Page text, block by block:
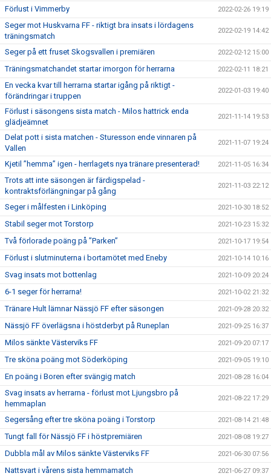
Förlust i Vimmerby 2022-02-26 19:19
Seger mot Huskvarna FF - riktigt bra insats i lördagens
träningsmatch
2022-02-19 14:42
Seger på ett fruset Skogsvallen i premiären 2022-02-12 15:00
Träningsmatchandet startar imorgon för herrarna 2022-02-11 18:21
En vecka kvar till herrarna startar igång på riktigt -
förändringar i truppen
2022-01-03 19:40
Förlust i säsongens sista match - Milos hattrick enda
glädjeämnet
2021-11-14 19:53
Delat pott i sista matchen - Sturesson ende vinnaren på
Vallen
2021-11-07 19:24
Kjetil ”hemma” igen - herrlagets nya tränare presenterad! 2021-11-05 16:34
Trots att inte säsongen är färdigspelad -
kontraktsförlängningar på gång
2021-11-03 22:12
Seger i målfesten i Linköping 2021-10-30 18:52
Stabil seger mot Torstorp 2021-10-23 15:32
Två förlorade poäng på ”Parken” 2021-10-17 19:54
Förlust i slutminuterna i bortamötet med Eneby 2021-10-14 10:16
Svag insats mot bottenlag 2021-10-09 20:24
6-1 seger för herrarna! 2021-10-02 21:32
Tränare Hult lämnar Nässjö FF efter säsongen 2021-09-28 20:32
Nässjö FF överlägsna i höstderbyt på Runeplan 2021-09-25 16:37
Milos sänkte Västerviks FF 2021-09-20 07:17
Tre sköna poäng mot Söderköping 2021-09-05 19:10
En poäng i Boren efter svängig match 2021-08-28 16:04
Svag insats av herrarna - förlust mot Ljungsbro på
hemmaplan
2021-08-22 17:29
Segersång efter tre sköna poäng i Torstorp 2021-08-14 21:48
Tungt fall för Nässjö FF i höstpremiären 2021-08-08 19:27
Dubbla mål av Milos sänkte Västerviks FF 2021-06-30 07:56
Nattsvart i vårens sista hemmamatch 2021-06-27 09:37